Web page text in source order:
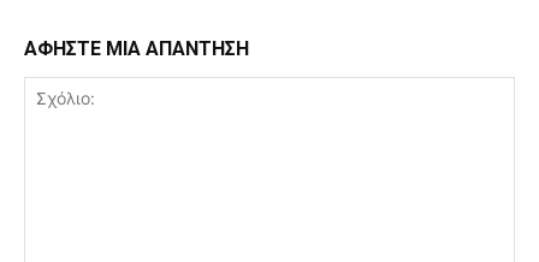
ΑΦΗΣΤΕ ΜΙΑ ΑΠΑΝΤΗΣΗ